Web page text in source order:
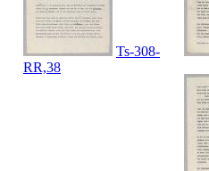
Ts-308-
RR,38